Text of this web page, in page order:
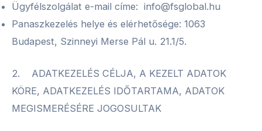
Ügyfélszolgálat e-mail címe: info@fsglobal.hu
Panaszkezelés helye és elérhetősége: 1063
Budapest, Szinneyi Merse Pál u. 21.1/5.
2. ADATKEZELÉS CÉLJA, A KEZELT ADATOK
KÖRE, ADATKEZELÉS IDŐTARTAMA, ADATOK
MEGISMERÉSÉRE JOGOSULTAK